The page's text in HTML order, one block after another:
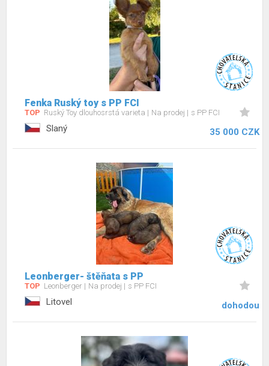
Fenka Ruský toy s PP FCI
TOP Ruský Toy dlouhosrstá varieta Na prodej s PP FCI
Slaný 35 000 CZK
Leonberger- štěňata s PP
TOP Leonberger Na prodej s PP FCI
Litovel dohodou